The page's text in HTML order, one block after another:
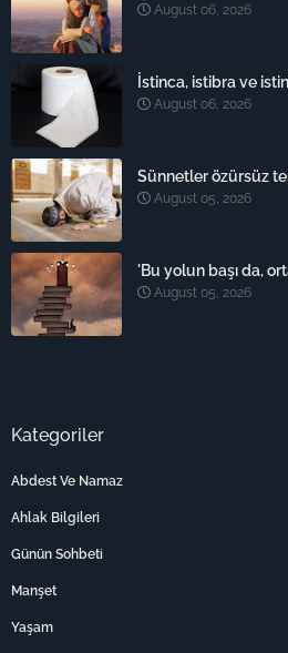
August 06, 2026
İstinca, istibra ve
August 06, 2026
Sünnetler özürsüz
August 05, 2026
'Bu yolun başı da,
August 05, 2026
Kategoriler
Abdest Ve Namaz
Ahlak Bilgileri
Günün Sohbeti
Manşet
Yaşam